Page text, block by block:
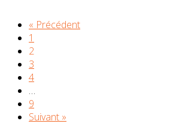
« Précédent
1
2
3
4
…
9
Suivant »